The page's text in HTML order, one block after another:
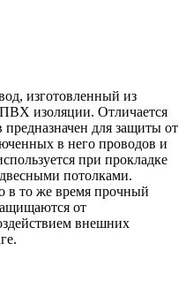
изготовленный из
изоляции. Отличается
для защиты от
в него проводов и
при прокладке
потолками.
в то же время прочный
от
внешних